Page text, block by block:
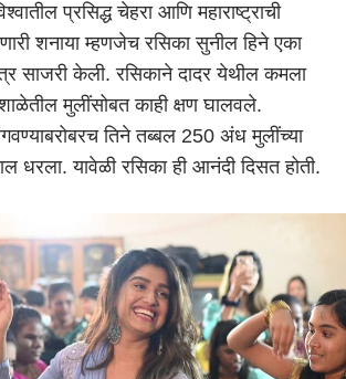
प्रसिद्ध चेहरा आणि महाराष्ट्राची
शनाया म्हणजेच रसिका सुनील हिने एका
साजरी केली. रसिकाने दादर येथील कमला
मुलींसोबत काही क्षण घालवले.
तिने तब्बल 250 अंध मुलींच्या
धरला. यावेळी रसिका ही आनंदी दिसत होती.